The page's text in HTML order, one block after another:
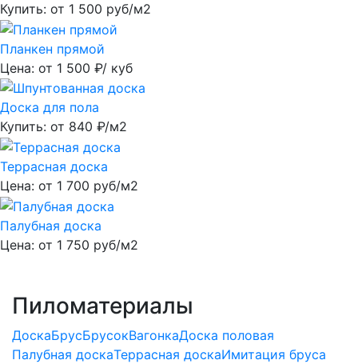
Купить: от 1 500 руб/м2
Планкен прямой
Цена: от 1 500 ₽/ куб
Доска для пола
Купить: от 840 ₽/м2
Террасная доска
Цена: от 1 700 руб/м2
Палубная доска
Цена: от 1 750 руб/м2
Пиломатериалы
ДоскаБрусБрусокВагонкаДоска половая
Палубная доскаТеррасная доскаИмитация бруса